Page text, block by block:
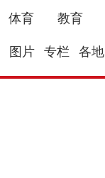
体育 教育
图片 专栏 各地